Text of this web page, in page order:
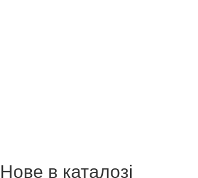
Нове в каталозі